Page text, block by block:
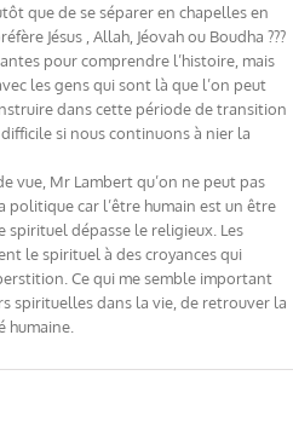
que de se séparer en chapelles en
Jésus , Allah, Jéovah ou Boudha ???
pour comprendre l’histoire, mais
les gens qui sont là que l’on peut
dans cette période de transition
si nous continuons à nier la
vue, Mr Lambert qu’on ne peut pas
politique car l’être humain est un être
spirituel dépasse le religieux. Les
le spirituel à des croyances qui
Ce qui me semble important
spirituelles dans la vie, de retrouver la